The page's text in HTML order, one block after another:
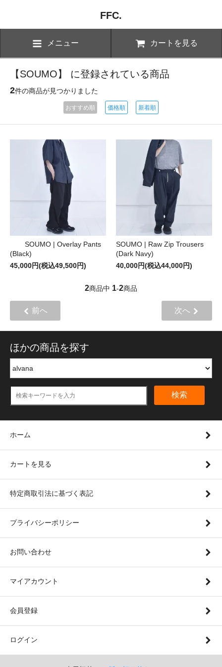
FFC.
メニュー カートを見る
【SOUMO】 に登録されている商品
2件の商品が見つかりました
おすすめ順 価格順 新着順
SOUMO | Overlay Pants
(Black)
45,000円(税込49,500円)
SOUMO | Raw Zip Trousers
(Dark Navy)
40,000円(税込44,000円)
2商品中 1-2商品
前へ 次へ
ほかの商品を探す
検索
ホーム
カートを見る
特定商取引法に基づく表記
プライバシーポリシー
お問い合わせ
マイアカウント
会員登録
ログイン